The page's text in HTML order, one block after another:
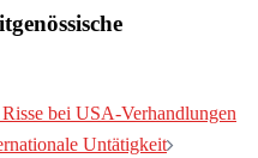
bei USA-Verhandlungen
Untätigkeit